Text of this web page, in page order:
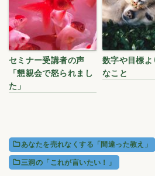
セミナー受講者の声
「懇親会で怒られまし
た」
数字や目標よ
なこと
あなたを売れなくする「間違った教え」
三洞の「これが言いたい！」